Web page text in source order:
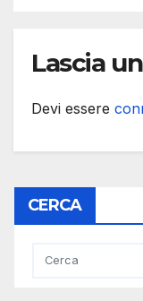
Lascia
Devi essere
CERCA